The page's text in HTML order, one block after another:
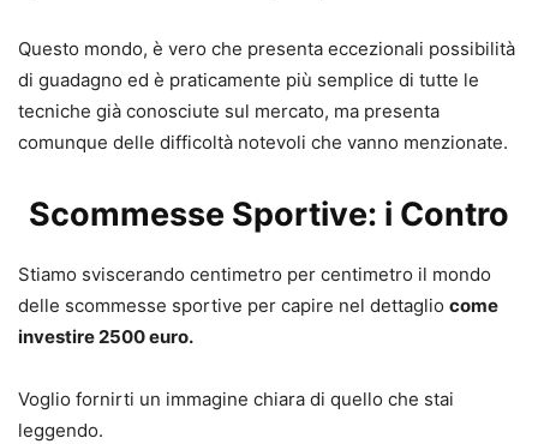
Questo mondo, è vero che presenta eccezionali possibilità
di guadagno ed è praticamente più semplice di tutte le
tecniche già conosciute sul mercato, ma presenta
comunque delle difficoltà notevoli che vanno menzionate.
Scommesse Sportive: i Contro
Stiamo sviscerando centimetro per centimetro il mondo
delle scommesse sportive per capire nel dettaglio come
investire 2500 euro.
Voglio fornirti un immagine chiara di quello che stai
leggendo.